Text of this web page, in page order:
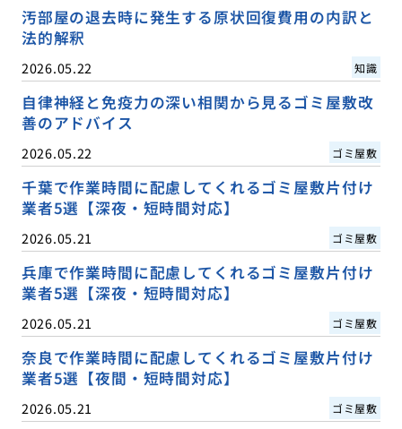
汚部屋の退去時に発生する原状回復費用の内訳と
法的解釈
2026.05.22 知識
自律神経と免疫力の深い相関から見るゴミ屋敷改
善のアドバイス
2026.05.22 ゴミ屋敷
千葉で作業時間に配慮してくれるゴミ屋敷片付け
業者5選【深夜・短時間対応】
2026.05.21 ゴミ屋敷
兵庫で作業時間に配慮してくれるゴミ屋敷片付け
業者5選【深夜・短時間対応】
2026.05.21 ゴミ屋敷
奈良で作業時間に配慮してくれるゴミ屋敷片付け
業者5選【夜間・短時間対応】
2026.05.21 ゴミ屋敷